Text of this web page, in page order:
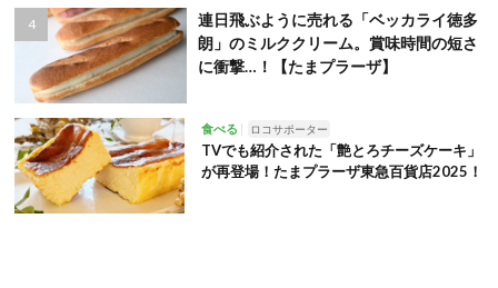
連日飛ぶように売れる「ベッカライ徳多
朗」のミルククリーム。賞味時間の短さ
に衝撃…！【たまプラーザ】
食べる ロコサポーター
TVでも紹介された「艶とろチーズケーキ」
が再登場！たまプラーザ東急百貨店2025！